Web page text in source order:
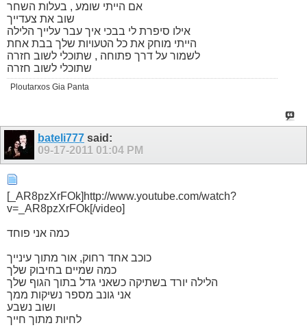
אם הייתי שומע , בעלות השחר
שוב את צעדייך
אילו סיפרת לי בבכי איך עבר עלייך הלילה
הייתי מוחק את כל הטעויות שלך בבת אחת
לשמור על דרך פתוחה , שתוכלי לשוב חזרה
שתוכלי לשוב חזרה
Ploutarxos Gia Panta
bateli777 said:
09-17-2011 01:04 PM
[_AR8pzXrFOk]http://www.youtube.com/watch?
v=_AR8pzXrFOk[/video]
כמה אני פוחד
כוכב אחד רחוק, אור מתוך עינייך
כמה שמיים בחיבוק שלך
הלילה יורד בשתיקה כשאני גדל בתוך הגוף שלך
אני גונב מספר נשיקות ממך
ושוב נשבע
לחיות מתוך חייך